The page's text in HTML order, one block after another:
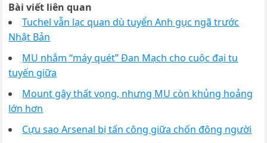
Bài viết liên quan
Tuchel vẫn lạc quan dù tuyển Anh gục ngã trước
Nhật Bản
MU nhắm “máy quét” Đan Mạch cho cuộc đại tu
tuyến giữa
Mount gây thất vọng, nhưng MU còn khủng hoảng
lớn hơn
Cựu sao Arsenal bị tấn công giữa chốn đông người